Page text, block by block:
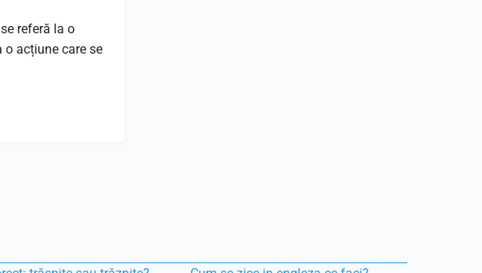
referă la o
o acțiune care se